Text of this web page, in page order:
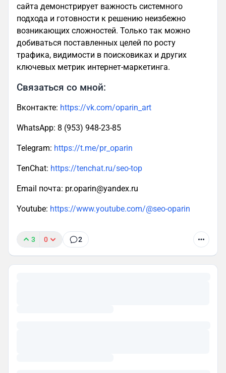
сайта демонстрирует важность системного
подхода и готовности к решению неизбежно
возникающих сложностей. Только так можно
добиваться поставленных целей по росту
трафика, видимости в поисковиках и других
ключевых метрик интернет-маркетинга.
Связаться со мной:
Вконтакте: https://vk.com/oparin_art
WhatsApp: 8 (953) 948-23-85
Telegram: https://t.me/pr_oparin
TenChat: https://tenchat.ru/seo-top
Email почта: pr.oparin@yandex.ru
Youtube: https://www.youtube.com/@seo-oparin
3 0 2